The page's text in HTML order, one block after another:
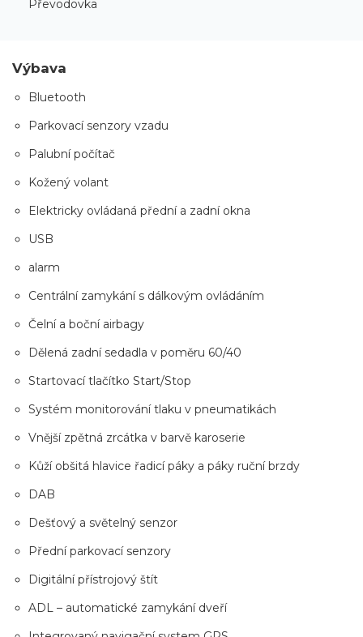
Převodovka
Výbava
Bluetooth
Parkovací senzory vzadu
Palubní počítač
Kožený volant
Elektricky ovládaná přední a zadní okna
USB
alarm
Centrální zamykání s dálkovým ovládáním
Čelní a boční airbagy
Dělená zadní sedadla v poměru 60/40
Startovací tlačítko Start/Stop
Systém monitorování tlaku v pneumatikách
Vnější zpětná zrcátka v barvě karoserie
Kůží obšitá hlavice řadicí páky a páky ruční brzdy
DAB
Dešťový a světelný senzor
Přední parkovací senzory
Digitální přístrojový štít
ADL – automatické zamykání dveří